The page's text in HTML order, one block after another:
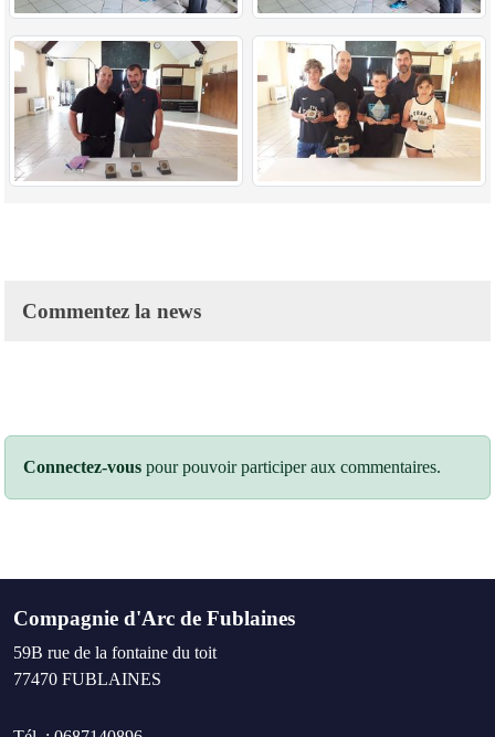
Commentez la news
Connectez-vous pour pouvoir participer aux commentaires.
Compagnie d'Arc de Fublaines
59B rue de la fontaine du toit
77470 FUBLAINES